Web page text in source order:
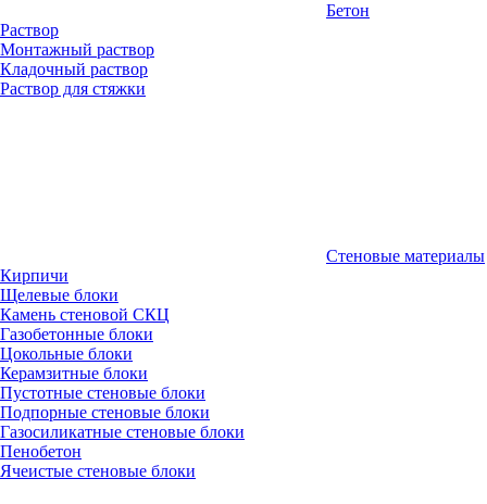
Бетон
Раствор
Монтажный раствор
Кладочный раствор
Раствор для стяжки
Стеновые материалы
Кирпичи
Щелевые блоки
Камень стеновой СКЦ
Газобетонные блоки
Цокольные блоки
Керамзитные блоки
Пустотные стеновые блоки
Подпорные стеновые блоки
Газосиликатные стеновые блоки
Пенобетон
Ячеистые стеновые блоки